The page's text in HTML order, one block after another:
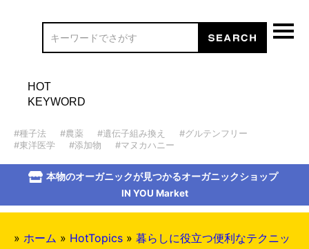
HOT
KEYWORD
#種子法 #農薬 #遺伝子組み換え
#グルテンフリー
#東洋医学
#添加物 #マヌカハニー
本物のオーガニックが見つかるオーガニックショップ
IN YOU Market
» ホーム » HotTopics » 暮らしに役立つ便利なテクニッ